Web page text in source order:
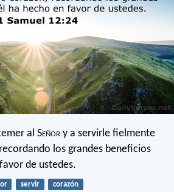
al Señor y a servirle fielmente
los grandes beneficios
de ustedes.
servir corazón